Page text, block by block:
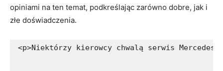
opiniami na ten temat, podkreślając zarówno dobre, jak i
‍złe doświadczenia.
<p>Niektórzy kierowcy chwalą serwis